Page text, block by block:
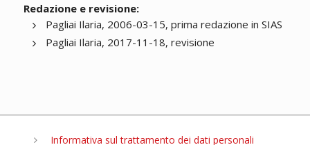
Redazione e revisione:
Pagliai Ilaria, 2006-03-15, prima redazione in SIAS
Pagliai Ilaria, 2017-11-18, revisione
Informativa sul trattamento dei dati personali